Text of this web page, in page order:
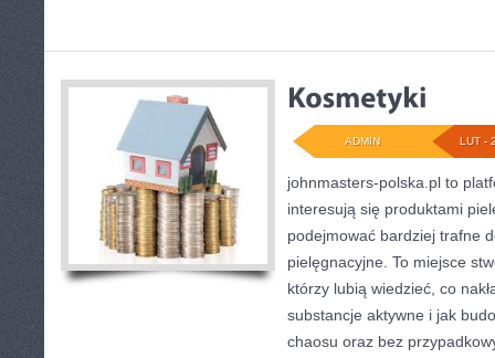
LUT -
ADMIN
johnmasters-polska.pl to
interesują się produktami
podejmować bardziej trafne
pielęgnacyjne. To miejsce
którzy lubią wiedzieć, co
substancje aktywne i jak
chaosu oraz bez